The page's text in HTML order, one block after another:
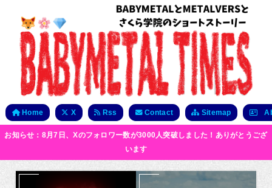
Home X Rss Contact Sitemap
お知らせ：8月7日、Xのフォロワー数が3000人突破しました！ありがとうござ
います